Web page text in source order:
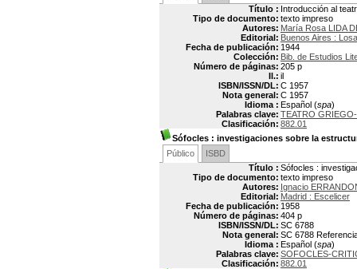
Título : Introducción al
Tipo de documento: texto impreso
Autores: María Rosa LIDA
Editorial: Buenos Aires :
Fecha de publicación: 1944
Colección: Bib. de Estudios
Número de páginas: 205 p
Il.: il
ISBN/ISSN/DL: C 1957
Nota general: C 1957
Idioma : Español (spa)
Palabras clave: TEATRO
Clasificación: 882.01
Sófocles : investigaciones sobre la
Público
ISBD
Título : Sófocles :
Tipo de documento: texto impreso
Autores: Ignacio
Editorial: Madrid : Escelicer
Fecha de publicación: 1958
Número de páginas: 404 p
ISBN/ISSN/DL: SC 6788
Nota general: SC 6788
Idioma : Español (spa)
Palabras clave: SOFOCLES-
Clasificación: 882.01